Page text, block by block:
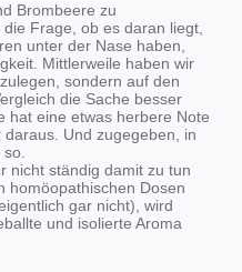
Brombeere zu
Frage, ob es daran liegt,
unter der Nase haben,
Mittlerweile haben wir
sondern auf den
die Sache besser
hat eine etwas herbere Note
Und zugegeben, in
so.
nicht ständig damit zu tun
homöopathischen Dosen
gar nicht), wird
und isolierte Aroma